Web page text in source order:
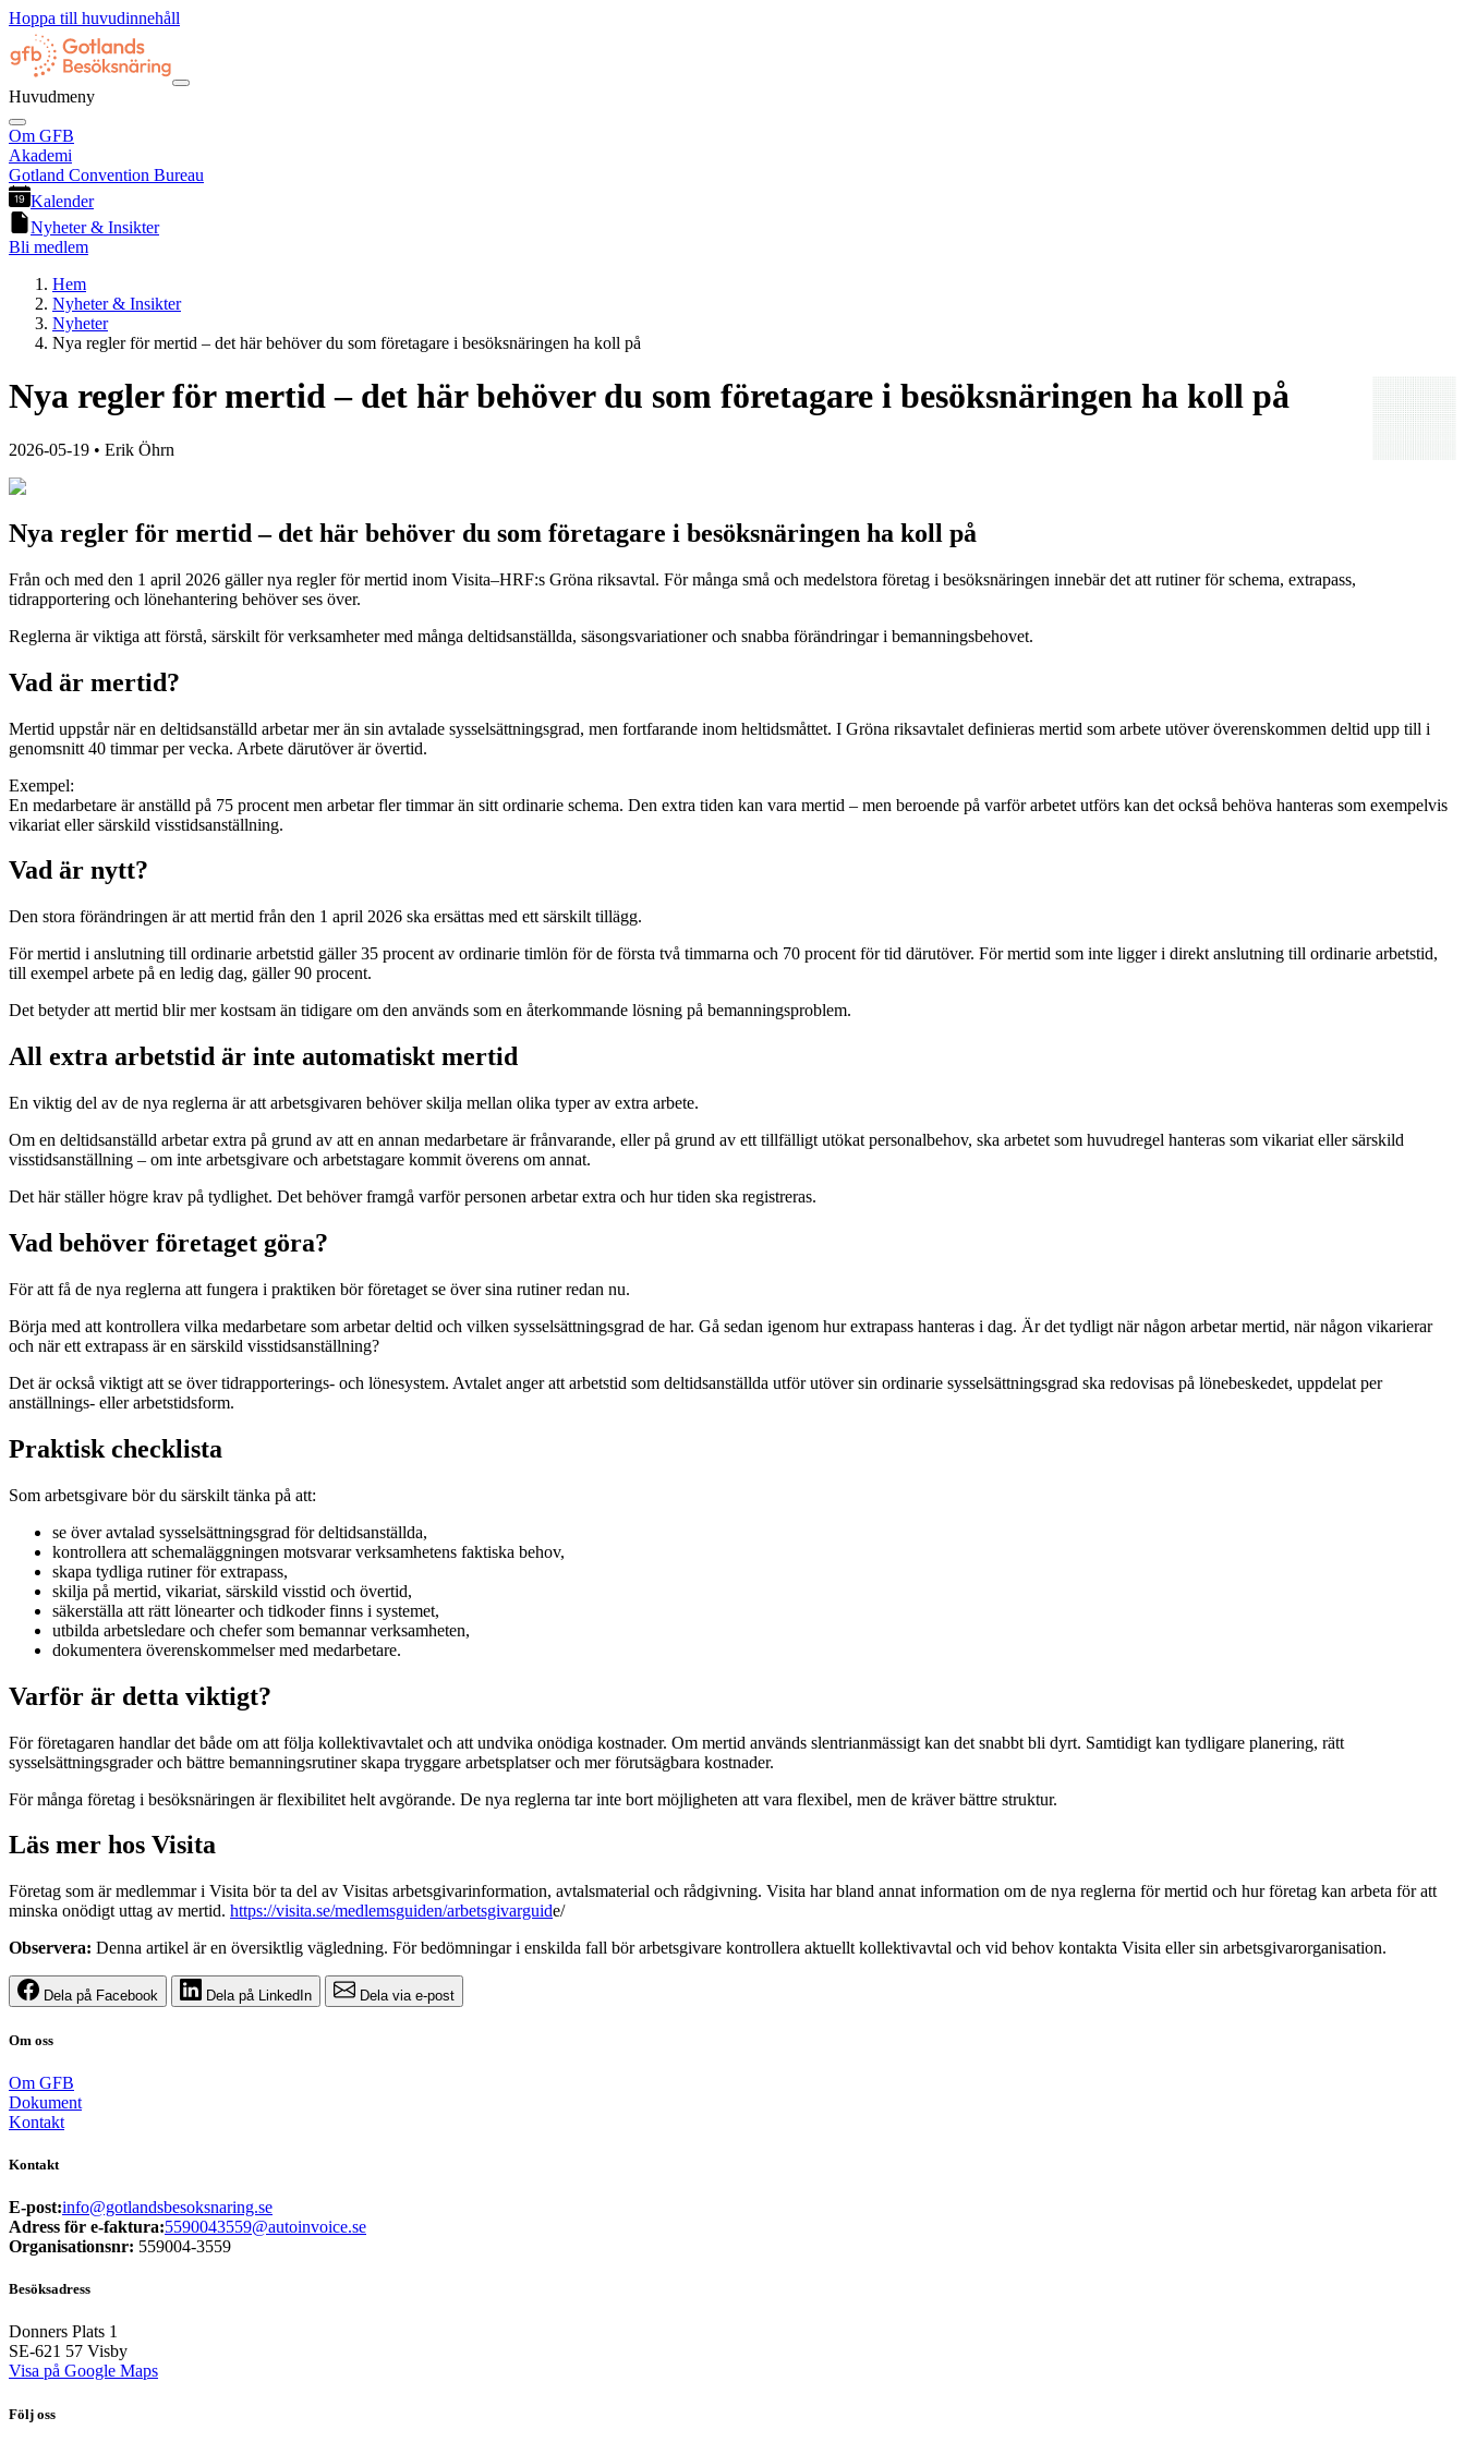
Hoppa till huvudinnehåll
Huvudmeny
Om GFB
Akademi
Gotland Convention Bureau
Kalender
Nyheter & Insikter
Bli medlem
Hem
Nyheter & Insikter
Nyheter
Nya regler för mertid – det här behöver du som företagare i besöksnäringen ha koll på
Nya regler för mertid – det här behöver du som företagare i besöksnäringen ha koll på
2026-05-19 • Erik Öhrn
Nya regler för mertid – det här behöver du som företagare i besöksnäringen ha koll på
Från och med den 1 april 2026 gäller nya regler för mertid inom Visita–HRF:s Gröna riksavtal. För många små och medelstora företag i besöksnäringen innebär det att rutiner för schema, extrapass,
tidrapportering och lönehantering behöver ses över.
Reglerna är viktiga att förstå, särskilt för verksamheter med många deltidsanställda, säsongsvariationer och snabba förändringar i bemanningsbehovet.
Vad är mertid?
Mertid uppstår när en deltidsanställd arbetar mer än sin avtalade sysselsättningsgrad, men fortfarande inom heltidsmåttet. I Gröna riksavtalet definieras mertid som arbete utöver överenskommen deltid upp till i
genomsnitt 40 timmar per vecka. Arbete därutöver är övertid.
Exempel:
En medarbetare är anställd på 75 procent men arbetar fler timmar än sitt ordinarie schema. Den extra tiden kan vara mertid – men beroende på varför arbetet utförs kan det också behöva hanteras som exempelvis
vikariat eller särskild visstidsanställning.
Vad är nytt?
Den stora förändringen är att mertid från den 1 april 2026 ska ersättas med ett särskilt tillägg.
För mertid i anslutning till ordinarie arbetstid gäller 35 procent av ordinarie timlön för de första två timmarna och 70 procent för tid därutöver. För mertid som inte ligger i direkt anslutning till ordinarie arbetstid,
till exempel arbete på en ledig dag, gäller 90 procent.
Det betyder att mertid blir mer kostsam än tidigare om den används som en återkommande lösning på bemanningsproblem.
All extra arbetstid är inte automatiskt mertid
En viktig del av de nya reglerna är att arbetsgivaren behöver skilja mellan olika typer av extra arbete.
Om en deltidsanställd arbetar extra på grund av att en annan medarbetare är frånvarande, eller på grund av ett tillfälligt utökat personalbehov, ska arbetet som huvudregel hanteras som vikariat eller särskild
visstidsanställning – om inte arbetsgivare och arbetstagare kommit överens om annat.
Det här ställer högre krav på tydlighet. Det behöver framgå varför personen arbetar extra och hur tiden ska registreras.
Vad behöver företaget göra?
För att få de nya reglerna att fungera i praktiken bör företaget se över sina rutiner redan nu.
Börja med att kontrollera vilka medarbetare som arbetar deltid och vilken sysselsättningsgrad de har. Gå sedan igenom hur extrapass hanteras i dag. Är det tydligt när någon arbetar mertid, när någon vikarierar
och när ett extrapass är en särskild visstidsanställning?
Det är också viktigt att se över tidrapporterings- och lönesystem. Avtalet anger att arbetstid som deltidsanställda utför utöver sin ordinarie sysselsättningsgrad ska redovisas på lönebeskedet, uppdelat per
anställnings- eller arbetstidsform.
Praktisk checklista
Som arbetsgivare bör du särskilt tänka på att:
se över avtalad sysselsättningsgrad för deltidsanställda,
kontrollera att schemaläggningen motsvarar verksamhetens faktiska behov,
skapa tydliga rutiner för extrapass,
skilja på mertid, vikariat, särskild visstid och övertid,
säkerställa att rätt lönearter och tidkoder finns i systemet,
utbilda arbetsledare och chefer som bemannar verksamheten,
dokumentera överenskommelser med medarbetare.
Varför är detta viktigt?
För företagaren handlar det både om att följa kollektivavtalet och att undvika onödiga kostnader. Om mertid används slentrianmässigt kan det snabbt bli dyrt. Samtidigt kan tydligare planering, rätt
sysselsättningsgrader och bättre bemanningsrutiner skapa tryggare arbetsplatser och mer förutsägbara kostnader.
För många företag i besöksnäringen är flexibilitet helt avgörande. De nya reglerna tar inte bort möjligheten att vara flexibel, men de kräver bättre struktur.
Läs mer hos Visita
Företag som är medlemmar i Visita bör ta del av Visitas arbetsgivarinformation, avtalsmaterial och rådgivning. Visita har bland annat information om de nya reglerna för mertid och hur företag kan arbeta för att
minska onödigt uttag av mertid. https://visita.se/medlemsguiden/arbetsgivarguide/
Observera: Denna artikel är en översiktlig vägledning. För bedömningar i enskilda fall bör arbetsgivare kontrollera aktuellt kollektivavtal och vid behov kontakta Visita eller sin arbetsgivarorganisation.
Dela på Facebook Dela på LinkedIn Dela via e-post
Om oss
Om GFB
Dokument
Kontakt
Kontakt
E-post:info@gotlandsbesoksnaring.se
Adress för e-faktura:5590043559@autoinvoice.se
Organisationsnr: 559004-3559
Besöksadress
Donners Plats 1
SE-621 57 Visby
Visa på Google Maps
Följ oss